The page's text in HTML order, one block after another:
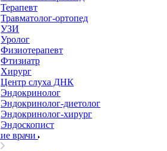
Терапевт
Травматолог-ортопед
УЗИ
Уролог
Физиотерапевт
Фтизиатр
Хирург
Центр слуха ДНК
Эндокринолог
Эндокринолог-диетолог
Эндокринолог-хирург
Эндоскопист
врачи